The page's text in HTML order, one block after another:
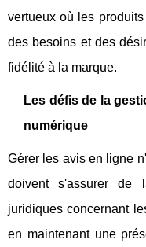
vertueux où les
des besoins et des
fidélité à la marque.
Les défis de la
numérique
Gérer les avis en ligne
doivent s'assurer de
juridiques concernant
en maintenant une